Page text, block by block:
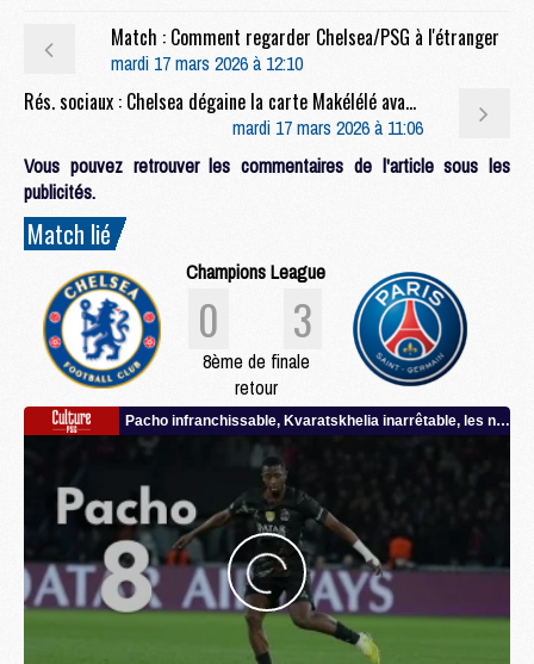
Match : Comment regarder Chelsea/PSG à l'étranger
mardi 17 mars 2026 à 12:10
Rés. sociaux : Chelsea dégaine la carte Makélélé avant le retour face au PSG
mardi 17 mars 2026 à 11:06
Vous pouvez retrouver les commentaires de l'article sous les
publicités.
Match lié
Champions League
0 3
8ème de finale
retour